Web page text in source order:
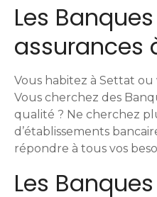
g
a
t
i
o
n
Les
assurances
Vous habitez à Settat ou
Vous cherchez des
qualité ? Ne cherchez
d’établissements
répondre à tous vos
Les